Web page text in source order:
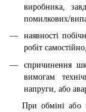
виробника,
помилкових/
наявності
робіт
спричинення
вимогам
напруги, або
При обміні або